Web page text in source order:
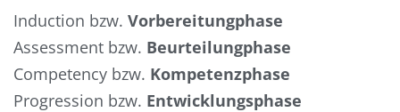
Induction bzw. Vorbereitungphase
Assessment bzw. Beurteilungphase
Competency bzw. Kompetenzphase
Progression bzw. Entwicklungsphase